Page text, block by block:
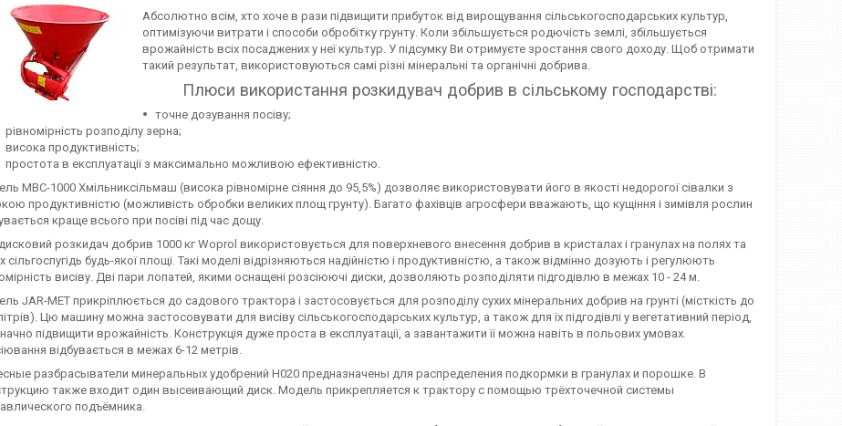
Абсолютно всім, хто хоче в рази підвищити прибуток від вирощування сільськогосподарських культур,
оптимізуючи витрати і способи обробітку грунту. Коли збільшується родючість землі, збільшується
врожайність всіх посаджених у неї культур. У підсумку Ви отримуєте зростання свого доходу. Щоб отримати
такий результат, використовуються самі різні мінеральні та органічні добрива.
Плюси використання розкидувач добрив в сільському господарстві:
точне дозування посіву;
рівномірність розподілу зерна;
висока продуктивність;
простота в експлуатації з максимально можливою ефективністю.
МВС-1000 Хмільниксільмаш (висока рівномірне сіяння до 95,5%) дозволяє використовувати його в якості недорогої сівалки з
продуктивністю (можливість обробки великих площ грунту). Багато фахівців агросфери вважають, що кущіння і зимівля рослин
краще всього при посіві під час дощу.
розкидач добрив 1000 кг Woprol використовується для поверхневого внесення добрив в кристалах і гранулах на полях та
сільгоспугідь будь-якої площі. Такі моделі відрізняються надійністю і продуктивністю, а також відмінно дозують і регулюють
висіву. Дві пари лопатей, якими оснащені розсіюючі диски, дозволяють розподіляти підгодівлю в межах 10 - 24 м.
JAR-MET прикріплюється до садового трактора і застосовується для розподілу сухих мінеральних добрив на грунті (місткість до
Цю машину можна застосовувати для висіву сільськогосподарських культур, а також для їх підгодівлі у вегетативний період,
підвищити врожайність. Конструкція дуже проста в експлуатації, а завантажити її можна навіть в польових умовах.
відбувається в межах 6-12 метрів.
разбрасыватели минеральных удобрений H020 предназначены для распределения подкормки в гранулах и порошке. В
также входит один высеивающий диск. Модель прикрепляется к трактору с помощью трёхточечной системы
подъёмника.